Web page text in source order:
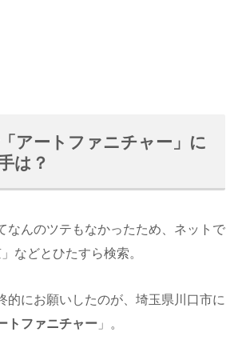
アートファニチャー」に
は？
なんのツテもなかったため、ネットで
などとひたすら検索。
的にお願いしたのが、埼玉県川口市に
トファニチャー 」。